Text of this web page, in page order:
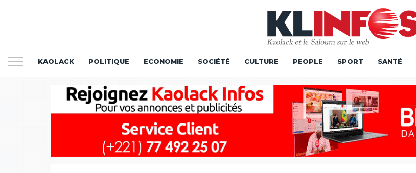
KAOLACK POLITIQUE ECONOMIE SOCIÉTÉ CULTURE PEOPLE SPORT SANTÉ